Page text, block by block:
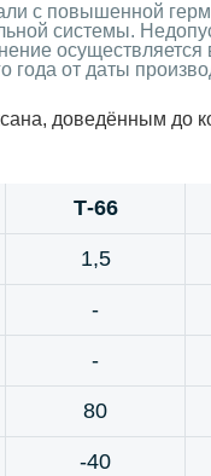
с повышенной
системы.
года от даты
доведённым до
Т-66
1,5
-
-
80
-40